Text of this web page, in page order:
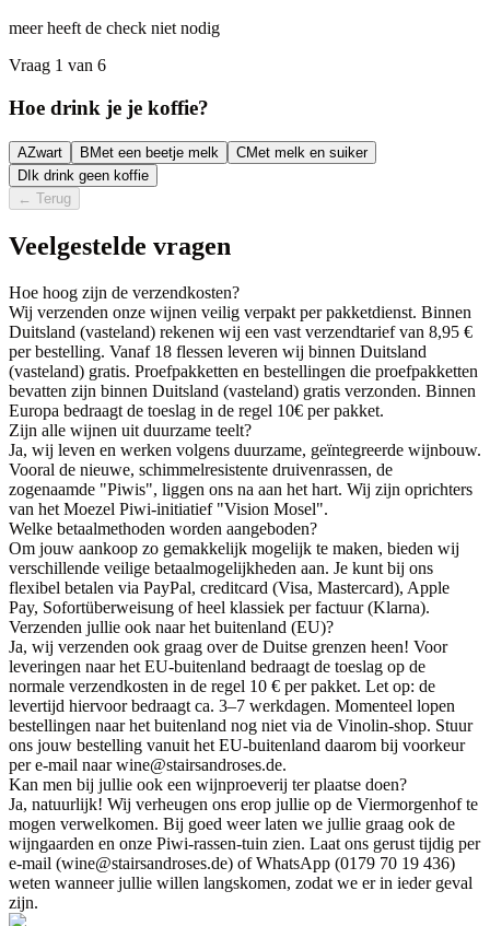
meer heeft de check niet nodig
Vraag 1 van 6
Hoe drink je je koffie?
AZwart B Met een beetje melk CMet melk en suiker
D Ik drink geen koffie
← Terug
Veelgestelde vragen
Hoe hoog zijn de verzendkosten?
Wij verzenden onze wijnen veilig verpakt per pakketdienst. Binnen
Duitsland (vasteland) rekenen wij een vast verzendtarief van 8,95 €
per bestelling. Vanaf 18 flessen leveren wij binnen Duitsland
(vasteland) gratis. Proefpakketten en bestellingen die proefpakketten
bevatten zijn binnen Duitsland (vasteland) gratis verzonden. Binnen
Europa bedraagt de toeslag in de regel 10€ per pakket.
Zijn alle wijnen uit duurzame teelt?
Ja, wij leven en werken volgens duurzame, geïntegreerde wijnbouw.
Vooral de nieuwe, schimmelresistente druivenrassen, de
zogenaamde "Piwis", liggen ons na aan het hart. Wij zijn oprichters
van het Moezel Piwi-initiatief "Vision Mosel".
Welke betaalmethoden worden aangeboden?
Om jouw aankoop zo gemakkelijk mogelijk te maken, bieden wij
verschillende veilige betaalmogelijkheden aan. Je kunt bij ons
flexibel betalen via PayPal, creditcard (Visa, Mastercard), Apple
Pay, Sofortüberweisung of heel klassiek per factuur (Klarna).
Verzenden jullie ook naar het buitenland (EU)?
Ja, wij verzenden ook graag over de Duitse grenzen heen! Voor
leveringen naar het EU-buitenland bedraagt de toeslag op de
normale verzendkosten in de regel 10 € per pakket. Let op: de
levertijd hiervoor bedraagt ca. 3–7 werkdagen. Momenteel lopen
bestellingen naar het buitenland nog niet via de Vinolin-shop. Stuur
ons jouw bestelling vanuit het EU-buitenland daarom bij voorkeur
per e-mail naar wine@stairsandroses.de.
Kan men bij jullie ook een wijnproeverij ter plaatse doen?
Ja, natuurlijk! Wij verheugen ons erop jullie op de Viermorgenhof te
mogen verwelkomen. Bij goed weer laten we jullie graag ook de
wijngaarden en onze Piwi-rassen-tuin zien. Laat ons gerust tijdig per
e-mail (wine@stairsandroses.de) of WhatsApp (0179 70 19 436)
weten wanneer jullie willen langskomen, zodat we er in ieder geval
zijn.